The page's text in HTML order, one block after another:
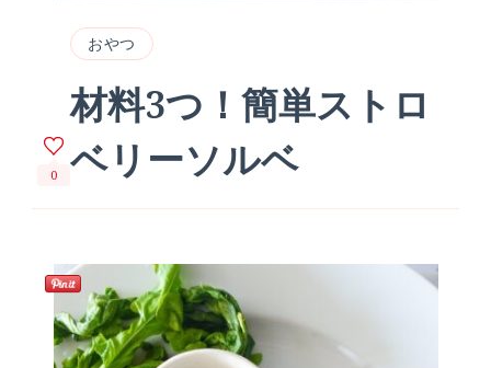
おやつ
材料3つ！簡単ストロ
ベリーソルベ
0